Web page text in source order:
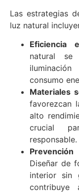
Las estrategias
luz natural
Eficiencia
natural se
consumo
Materiales
favorezcan
alto
crucial
responsable.
Diseñar de
interior sin
contribuye